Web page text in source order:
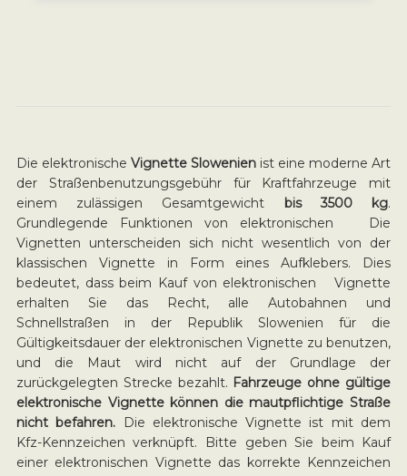
Die elektronische Vignette Slowenien ist eine moderne Art
der Straßenbenutzungsgebühr für Kraftfahrzeuge mit
einem zulässigen Gesamtgewicht bis 3500 kg.
Grundlegende Funktionen von elektronischen Die
Vignetten unterscheiden sich nicht wesentlich von der
klassischen Vignette in Form eines Aufklebers. Dies
bedeutet, dass beim Kauf von elektronischen Vignette
erhalten Sie das Recht, alle Autobahnen und
Schnellstraßen in der Republik Slowenien für die
Gültigkeitsdauer der elektronischen Vignette zu benutzen,
und die Maut wird nicht auf der Grundlage der
zurückgelegten Strecke bezahlt. Fahrzeuge ohne gültige
elektronische Vignette können die mautpflichtige Straße
nicht befahren.
Die elektronische Vignette ist mit dem
Kfz-Kennzeichen verknüpft. Bitte geben Sie beim Kauf
einer elektronischen Vignette das korrekte Kennzeichen